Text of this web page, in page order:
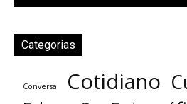
Categorias
Conversa Cotidiano